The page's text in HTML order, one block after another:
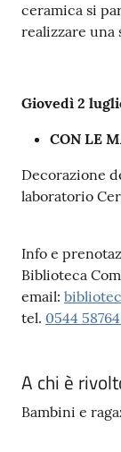
ceramica si
realizzare una
Giovedì 2
CON LE
Decorazione
laboratorio
Info e
Biblioteca
email:
tel. 0544
A chi è
Bambini e